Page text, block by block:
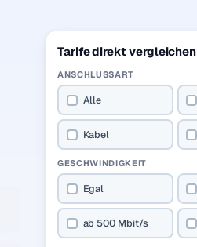
Tarife direkt vergleichen
ANSCHLUSSART
Alle
Kabel
GESCHWINDIGKEIT
Egal
ab 500 Mbit/s